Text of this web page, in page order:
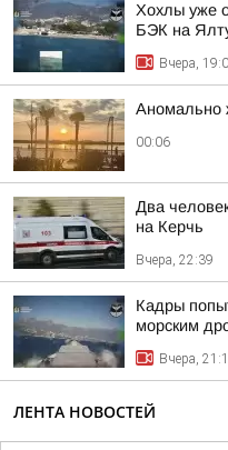
Хохлы уже
БЭК на
Вчера,
Аномально
00:06
Два
на Керчь
Вчера, 22:39
Кадры
морским
Вчера,
ЛЕНТА НОВОСТЕЙ